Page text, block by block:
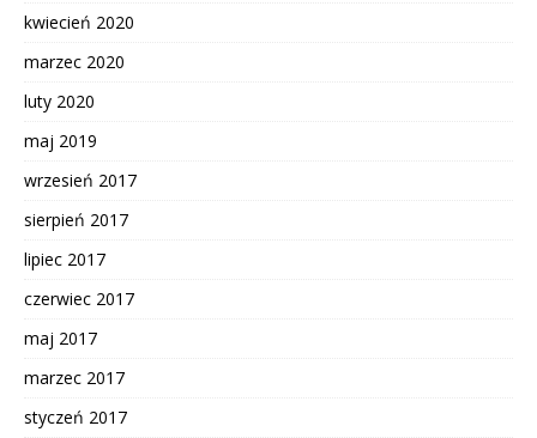
kwiecień 2020
marzec 2020
luty 2020
maj 2019
wrzesień 2017
sierpień 2017
lipiec 2017
czerwiec 2017
maj 2017
marzec 2017
styczeń 2017